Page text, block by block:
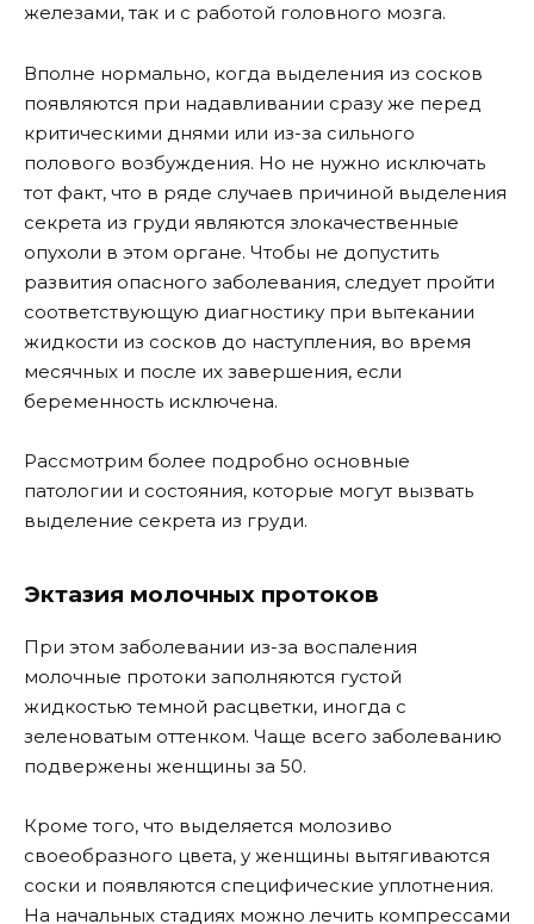
железами, так и с работой головного мозга.
Вполне нормально, когда выделения из сосков
появляются при надавливании сразу же перед
критическими днями или из-за сильного
полового возбуждения. Но не нужно исключать
тот факт, что в ряде случаев причиной выделения
секрета из груди являются злокачественные
опухоли в этом органе. Чтобы не допустить
развития опасного заболевания, следует пройти
соответствующую диагностику при вытекании
жидкости из сосков до наступления, во время
месячных и после их завершения, если
беременность исключена.
Рассмотрим более подробно основные
патологии и состояния, которые могут вызвать
выделение секрета из груди.
Эктазия молочных протоков
При этом заболевании из-за воспаления
молочные протоки заполняются густой
жидкостью темной расцветки, иногда с
зеленоватым оттенком. Чаще всего заболеванию
подвержены женщины за 50.
Кроме того, что выделяется молозиво
своеобразного цвета, у женщины вытягиваются
соски и появляются специфические уплотнения.
На начальных стадиях можно лечить компрессами